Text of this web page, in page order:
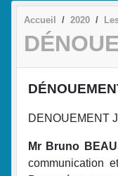
Accueil 2020
DENOUEMENT
Mr Bruno
communication